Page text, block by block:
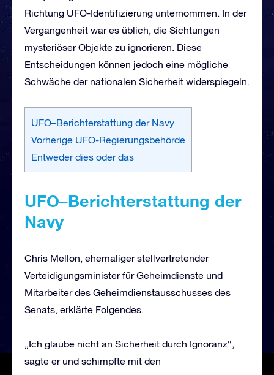
Richtung UFO-Identifizierung unternommen. In der
Vergangenheit war es üblich, die Sichtungen
mysteriöser Objekte zu ignorieren. Diese
Entscheidungen können jedoch eine mögliche
Schwäche der nationalen Sicherheit widerspiegeln.
UFO–Berichterstattung der Navy
Vorherige UFO-Regierungsbehörde
Entweder dies oder das
UFO–Berichterstattung der
Navy
Chris Mellon, ehemaliger stellvertretender
Verteidigungsminister für Geheimdienste und
Mitarbeiter des Geheimdienstausschusses des
Senats, erklärte Folgendes.
„Ich glaube nicht an Sicherheit durch Ignoranz“,
sagte er und schimpfte mit den